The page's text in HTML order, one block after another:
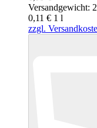
Versandgewicht:
0,11 € 1 l
zzgl.